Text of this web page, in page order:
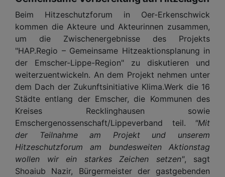
Beim Hitzeschutzforum in Oer-Erkenschwick
kommen die Akteure und Akteurinnen zusammen,
um die Zwischenergebnisse des Projekts
"HAP.Regio – Gemeinsame Hitzeaktionsplanung in
der Emscher-Lippe-Region" zu diskutieren und
weiterzuentwickeln. An dem Projekt nehmen unter
dem Dach der Zukunftsinitiative Klima.Werk die 16
Städte entlang der Emscher, die Kommunen des
Kreises Recklinghausen sowie
Emschergenossenschaft/Lippeverband teil. "Mit
der Teilnahme am Projekt und unserem
Hitzeschutzforum am bundesweiten Aktionstag
wollen wir ein starkes Zeichen setzen", sagt
Shoaiub Nazir, Bürgermeister der gastgebenden